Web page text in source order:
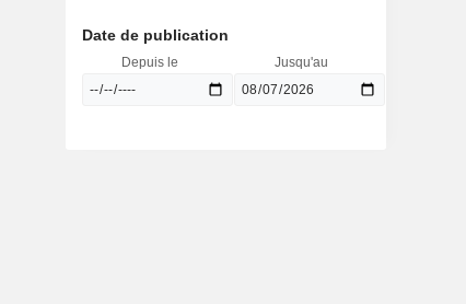
Date de publication
Depuis le Jusqu'au